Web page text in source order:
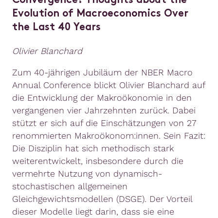
Evolution of Macroeconomics Over
the Last 40 Years
Olivier Blanchard
Zum 40-jährigen Jubiläum der NBER Macro
Annual Conference blickt Olivier Blanchard auf
die Entwicklung der Makroökonomie in den
vergangenen vier Jahrzehnten zurück. Dabei
stützt er sich auf die Einschätzungen von 27
renommierten Makroökonom:innen. Sein Fazit:
Die Disziplin hat sich methodisch stark
weiterentwickelt, insbesondere durch die
vermehrte Nutzung von dynamisch-
stochastischen allgemeinen
Gleichgewichtsmodellen (DSGE). Der Vorteil
dieser Modelle liegt darin, dass sie eine